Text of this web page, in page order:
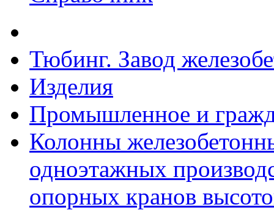
Тюбинг. Завод
Изделия
Промышленное и
Колонны
одноэтажных
опорных кранов